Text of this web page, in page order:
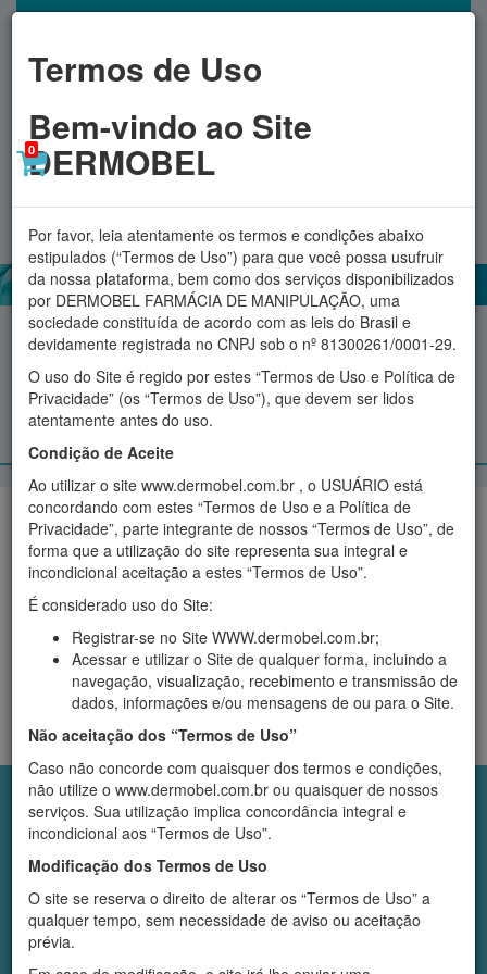
0
MINHA CONTA
Acessórios Aromatizadores Cosméticos Fitoterápicos
Proteção Solar Suplementos e produtos Naturais
Termos de Uso
Bem-vindo ao Site
DERMOBEL
Por favor, leia atentamente os termos e condições abaixo
estipulados (“Termos de Uso”) para que você possa usufruir
da nossa plataforma, bem como dos serviços disponibilizados
por DERMOBEL FARMÁCIA DE MANIPULAÇÃO, uma
sociedade constituída de acordo com as leis do Brasil e
devidamente registrada no CNPJ sob o nº 81300261/0001-29.
O uso do Site é regido por estes “Termos de Uso e Política de
Privacidade” (os “Termos de Uso”), que devem ser lidos
atentamente antes do uso.
Condição de Aceite
Ao utilizar o site www.dermobel.com.br , o USUÁRIO está
concordando com estes “Termos de Uso e a Política de
Privacidade”, parte integrante de nossos “Termos de Uso”, de
forma que a utilização do site representa sua integral e
incondicional aceitação a estes “Termos de Uso”.
É considerado uso do Site:
Registrar-se no Site WWW.dermobel.com.br;
Acessar e utilizar o Site de qualquer forma, incluindo a
navegação, visualização, recebimento e transmissão de
dados, informações e/ou mensagens de ou para o Site.
Não aceitação dos “Termos de Uso”
Caso não concorde com quaisquer dos termos e condições,
não utilize o www.dermobel.com.br ou quaisquer de nossos
serviços. Sua utilização implica concordância integral e
incondicional aos “Termos de Uso”.
Modificação dos Termos de Uso
O site se reserva o direito de alterar os “Termos de Uso” a
qualquer tempo, sem necessidade de aviso ou aceitação
prévia.
Início› Produtos
Cosméticos
Filtrar
Sua busca não retornou nenhum resultado.
Institucional
Quem somos
Áreas de Atuação
Infra-estrutura
Atendimento Online
Políticas
Política de Devolução